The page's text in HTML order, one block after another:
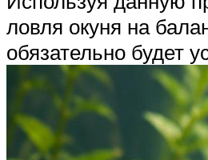
ловля окуня на
обязательно будет